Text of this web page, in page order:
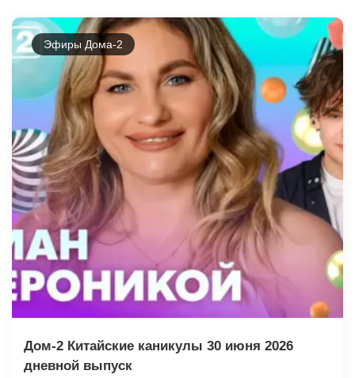
Эфиры Дома-2
Дом-2 Китайские каникулы 30 июня 2026
дневной выпуск